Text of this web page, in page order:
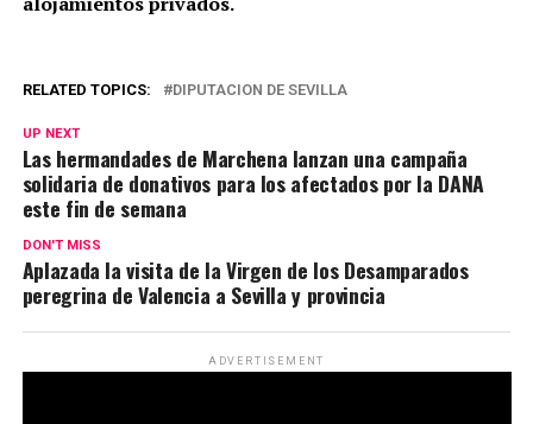
RELATED TOPICS: DIPUTACION DE SEVILLA
UP NEXT
Las hermandades de Marchena lanzan una campaña
solidaria de donativos para los afectados por la DANA
este fin de semana
DON'T MISS
Aplazada la visita de la Virgen de los Desamparados
peregrina de Valencia a Sevilla y provincia
ADVERTISEMENT